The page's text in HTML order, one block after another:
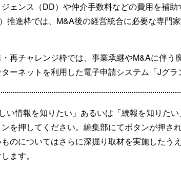
ェンス（DD）や仲介手数料などの費用を補
推進枠では、M&A後の経営統合に必要な専門
再チャレンジ枠では、事業承継やM&Aに伴う
ーネットを利用した電子申請システム「Jグラ
い情報を知りたい」あるいは「続報を知りた
を押してください。編集部にてボタンが押さ
のについてはさらに深掘り取材を実施したう
ます。